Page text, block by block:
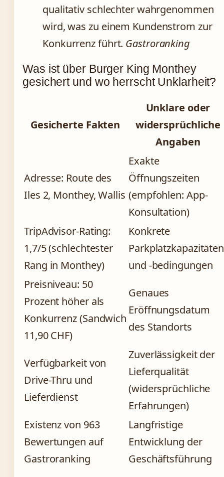
qualitativ schlechter wahrgenommen
wird, was zu einem Kundenstrom zur
Konkurrenz führt. Gastroranking
Was ist über Burger King Monthey
gesichert und wo herrscht Unklarheit?
Gesicherte Fakten
Unklare oder
widersprüchliche
Angaben
Adresse: Route des
Iles 2, Monthey, Wallis
Exakte
Öffnungszeiten
(empfohlen: App-
Konsultation)
TripAdvisor-Rating:
1,7/5 (schlechtester
Rang in Monthey)
Konkrete
Parkplatzkapazitäten
und -bedingungen
Preisniveau: 50
Prozent höher als
Konkurrenz (Sandwich
11,90 CHF)
Genaues
Eröffnungsdatum
des Standorts
Verfügbarkeit von
Drive-Thru und
Lieferdienst
Zuverlässigkeit der
Lieferqualität
(widersprüchliche
Erfahrungen)
Existenz von 963
Bewertungen auf
Gastroranking
Langfristige
Entwicklung der
Geschäftsführung